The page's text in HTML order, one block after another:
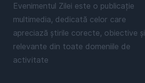
Evenimentul Zilei este o publicație
multimedia, dedicată celor care
apreciază știrile corecte, obiective și
relevante din toate domeniile de
activitate